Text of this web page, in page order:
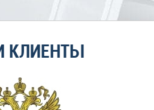
КЛИЕНТЫ